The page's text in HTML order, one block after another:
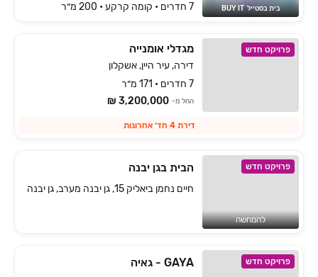
בית בסטייל  BUY IT
7 חדרים • קומה ‎קרקע‏ • 200 מ״ר
פרויקט חדש מגדלי אומנייה
דירה, עיר היין, אשקלון
7 חדרים • 171 מ״ר
החל מ- 3,200,000 ₪
דירת 4 חד׳ אחרונות
פרויקט חדש
להמחשה
הבית בגן יבנה
חיים נחמן ביאליק 15, גן יבנה מערב, גן יבנה
פרויקט חדש GAYA - גאיה